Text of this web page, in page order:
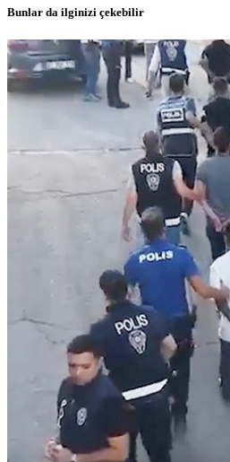
Bunlar da ilginizi çekebilir